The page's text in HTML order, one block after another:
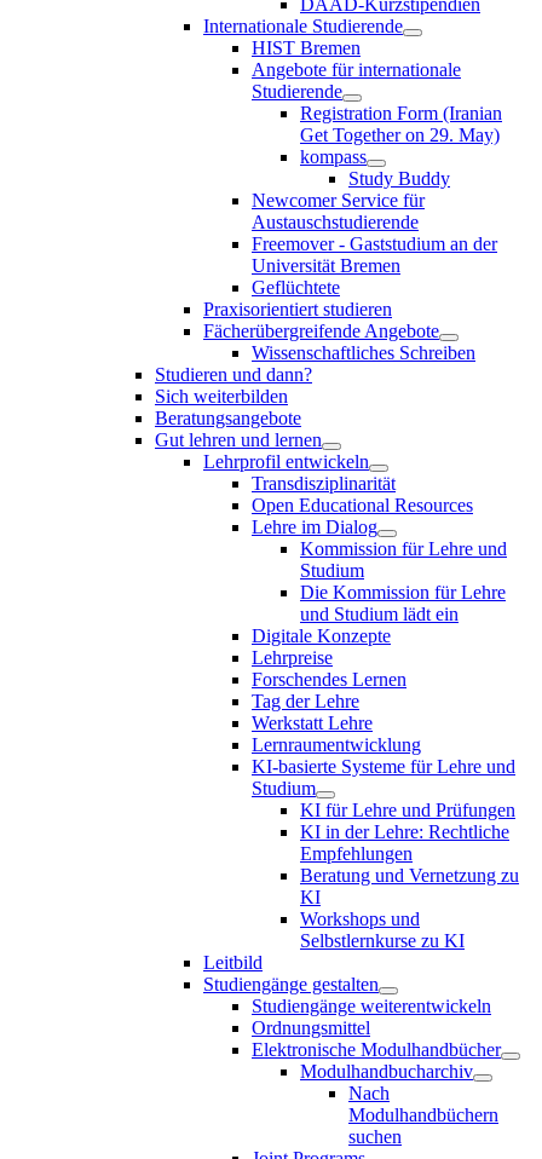
Internationale Studierende
HIST Bremen
Angebote für internationale
Studierende
Registration Form (Iranian
Get Together on 29. May)
kompass
Study Buddy
Newcomer Service für
Austauschstudierende
Freemover - Gaststudium an der
Universität Bremen
Geflüchtete
Praxisorientiert studieren
Fächerübergreifende Angebote
Wissenschaftliches Schreiben
Studieren und dann?
Sich weiterbilden
Beratungsangebote
Gut lehren und lernen
Lehrprofil entwickeln
Transdisziplinarität
Open Educational Resources
Lehre im Dialog
Kommission für Lehre und
Studium
Die Kommission für Lehre
und Studium lädt ein
Digitale Konzepte
Lehrpreise
Forschendes Lernen
Tag der Lehre
Werkstatt Lehre
Lernraumentwicklung
KI-basierte Systeme für Lehre und
Studium
KI für Lehre und Prüfungen
KI in der Lehre: Rechtliche
Empfehlungen
Beratung und Vernetzung zu
KI
Workshops und
Selbstlernkurse zu KI
Leitbild
Studiengänge gestalten
Studiengänge weiterentwickeln
Ordnungsmittel
Elektronische Modulhandbücher
Modulhandbucharchiv
Nach
Modulhandbüchern
suchen